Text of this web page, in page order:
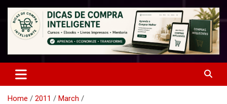
Geek Chic
Home 2011
March